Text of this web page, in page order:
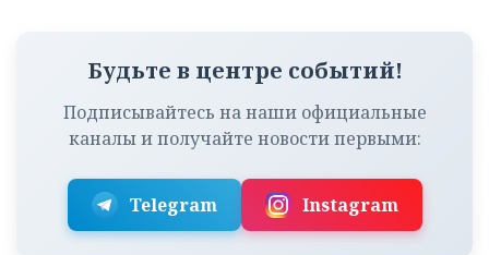
Будьте в центре событий!
Подписывайтесь на наши официальные
каналы и получайте новости первыми:
Telegram Instagram